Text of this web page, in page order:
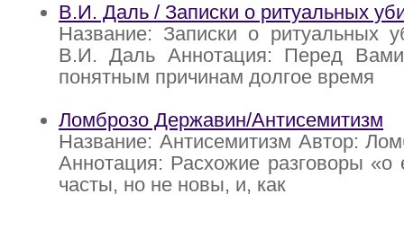
В.И. Даль / Записки о ритуальных
Название: Записки о ритуальных
В.И. Даль Аннотация: Перед
понятным причинам долгое время
Ломброзо Державин/Антисемитизм
Название: Антисемитизм Автор:
Аннотация: Расхожие разговоры «о
часты, но не новы, и, как